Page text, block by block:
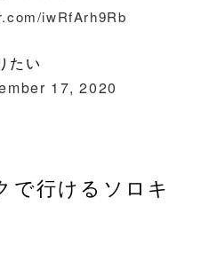
iwRfArh9Rb
たい
17, 2020
で行けるソロキ